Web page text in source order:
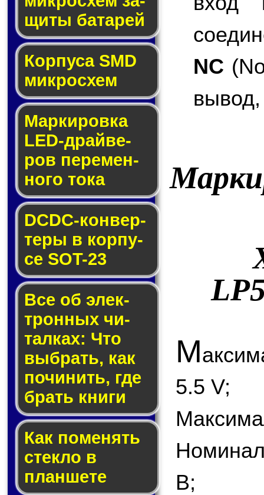
щи­ты ба­та­рей
Корпуса SMD
мик­ро­схем
Маркировка
LED-драй­ве­
ров пе­ре­мен­
но­го то­ка
DCDC-кон­вер­
те­ры в кор­пу­
се SOT-23
Все об элек­
трон­ных чи­
тал­ках: Что
выб­рать, как
по­чи­нить, где
брать кни­ги
Как по­ме­нять
стек­ло в
планшете
NC
вывод,
М
5.5 V;
В;